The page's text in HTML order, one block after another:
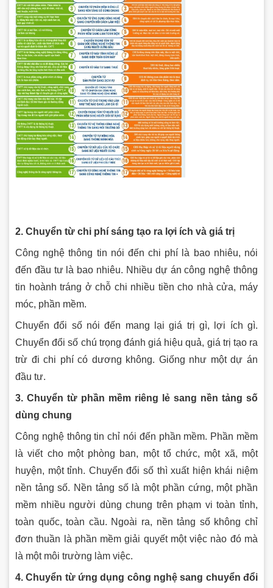
2. Chuyển từ chi phí sáng tạo ra lợi ích và giá trị
Công nghệ thông tin nói đến chi phí là bao nhiêu, nói
đến đầu tư là bao nhiêu. Nhiều dự án công nghệ thông
tin hoành tráng ở chỗ chi nhiều tiền cho nhà cửa, máy
móc, phần mềm.
Chuyển đổi số nói đến mang lại giá trị gì, lợi ích gì.
Chuyển đổi số chú trọng đánh giá hiệu quả, giá trị tạo ra
trừ đi chi phí có dương không. Giống như một dự án
đầu tư.
3. Chuyển từ phần mềm riêng lẻ sang nền tảng số
dùng chung
Công nghệ thông tin chỉ nói đến phần mềm. Phần mềm
là viết cho một phòng ban, một tổ chức, một xã, một
huyện, một tỉnh. Chuyển đổi số thì xuất hiện khái niệm
nền tảng số. Nền tảng số là một phần cứng, một phần
mềm nhiều người dùng chung trên phạm vi toàn tỉnh,
toàn quốc, toàn cầu. Ngoài ra, nền tảng số không chỉ
đơn thuần là phần mềm giải quyết một việc nào đó mà
là một môi trường làm việc.
4. Chuyển từ ứng dụng công nghệ sang chuyển đổi